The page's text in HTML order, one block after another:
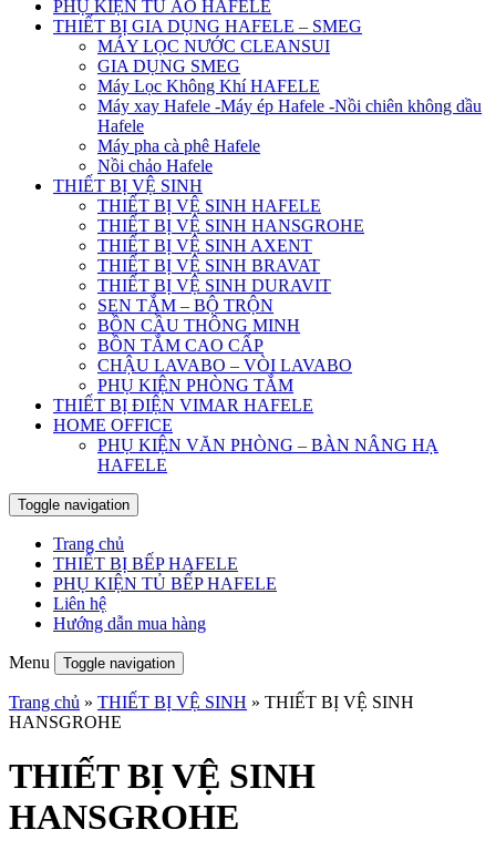
PHỤ KIỆN TỦ ÁO HAFELE
THIẾT BỊ GIA DỤNG HAFELE – SMEG
MÁY LỌC NƯỚC CLEANSUI
GIA DỤNG SMEG
Máy Lọc Không Khí HAFELE
Máy xay Hafele -Máy ép Hafele -Nồi chiên không dầu
Hafele
Máy pha cà phê Hafele
Nồi chảo Hafele
THIẾT BỊ VỆ SINH
THIẾT BỊ VỆ SINH HAFELE
THIẾT BỊ VỆ SINH HANSGROHE
THIẾT BỊ VỆ SINH AXENT
THIẾT BỊ VỆ SINH BRAVAT
THIẾT BỊ VỆ SINH DURAVIT
SEN TẮM – BỘ TRỘN
BỒN CẦU THÔNG MINH
BỒN TẮM CAO CẤP
CHẬU LAVABO – VÒI LAVABO
PHỤ KIỆN PHÒNG TẮM
THIẾT BỊ ĐIỆN VIMAR HAFELE
HOME OFFICE
PHỤ KIỆN VĂN PHÒNG – BÀN NÂNG HẠ
HAFELE
Toggle navigation
Trang chủ
THIẾT BỊ BẾP HAFELE
PHỤ KIỆN TỦ BẾP HAFELE
Liên hệ
Hướng dẫn mua hàng
Menu Toggle navigation
Trang chủ » THIẾT BỊ VỆ SINH » THIẾT BỊ VỆ SINH
HANSGROHE
THIẾT BỊ VỆ SINH
HANSGROHE